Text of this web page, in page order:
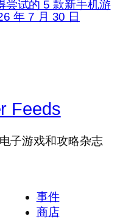
尝试的 5 款新手机游
年 7 月 30 日
Feeds
子游戏和攻略杂志
事件
商店